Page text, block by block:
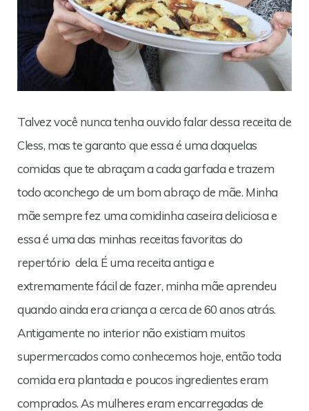
Talvez você nunca tenha ouvido falar dessa receita de
Cless, mas te garanto que essa é uma daquelas
comidas que te abraçam a cada garfada e trazem
todo aconchego de um bom abraço de mãe. Minha
mãe sempre fez uma comidinha caseira deliciosa e
essa é uma das minhas receitas favoritas do
repertório dela. É uma receita antiga e
extremamente fácil de fazer, minha mãe aprendeu
quando ainda era criança a cerca de 60 anos atrás.
Antigamente no interior não existiam muitos
supermercados como conhecemos hoje, então toda
comida era plantada e poucos ingredientes eram
comprados. As mulheres eram encarregadas de